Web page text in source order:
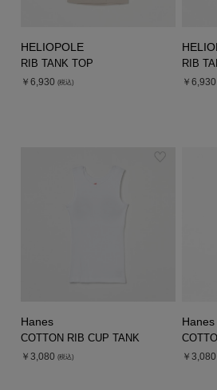
HELIOPOLE
RIB TANK TOP
￥6,930 (税込)
RIB
￥6,930
Hanes
COTTON RIB CUP TANK
￥3,080 (税込)
Hanes
￥3,080